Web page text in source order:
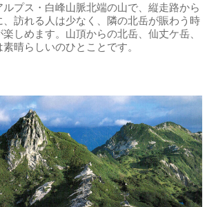
プス・白峰山脈北端の山で、縦走路から
訪れる人は少なく、隣の北岳が賑わう時
しめます。山頂からの北岳、仙丈ケ岳、
晴らしいのひとことです。